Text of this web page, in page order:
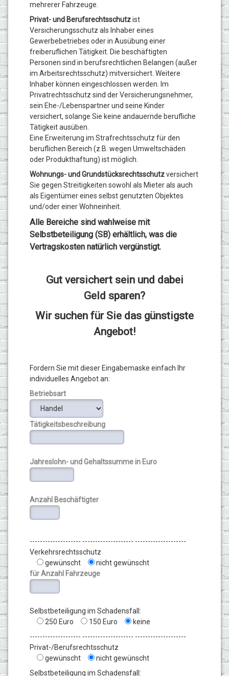
mehrerer Fahrzeuge.
Privat- und Berufsrechtsschutzist
Versicherungsschutz als Inhaber eines
Gewerbebetriebes oder in Ausübung einer
freiberuflichen Tätigkeit. Die beschäftigten
Personen sind in berufsrechtlichen Belangen (außer
im Arbeitsrechtsschutz) mitversichert. Weitere
Inhaber können eingeschlossen werden. Im
Privatrechtsschutz sind der Versicherungsnehmer,
sein Ehe-/Lebenspartner und seine Kinder
versichert, solange Sie keine andauernde berufliche
Tätigkeit ausüben.
Eine Erweiterung im Strafrechtsschutz für den
beruflichen Bereich (z.B. wegen Umweltschäden
oder Produkthaftung) ist möglich.
Wohnungs- und Grundstücksrechtsschutzversichert
Sie gegen Streitigkeiten sowohl als Mieter als auch
als Eigentümer eines selbst genutzten Objektes
und/oder einer Wohneinheit.
Alle Bereiche sind wahlweise mit
Selbstbeteiligung (SB) erhältlich, was die
Vertragskosten natürlich vergünstigt.
Gut versichert sein und dabei
Geld sparen?
Wir suchen für Sie das günstigste
Angebot!
Fordern Sie mit dieser Eingabemaske einfach Ihr
individuelles Angebot an:
Betriebsart
Tätigkeitsbeschreibung
Jahreslohn- und Gehaltssumme in Euro
Anzahl Beschäftigter
-------------------- -------------------- --------------------
Verkehrsrechtsschutz
gewünscht
nicht gewünscht
für Anzahl Fahrzeuge
Selbstbeteiligung im Schadensfall:
250 Euro
150 Euro
keine
-------------------- -------------------- --------------------
Privat-/Berufsrechtsschutz
gewünscht
nicht gewünscht
Selbstbeteiligung im Schadensfall: